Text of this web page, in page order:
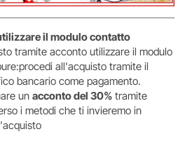
il modulo contatto
tramite acconto utilizzare il modulo
all'acquisto tramite il
bancario come pagamento.
un acconto del 30% tramite
i metodi che ti invieremo in